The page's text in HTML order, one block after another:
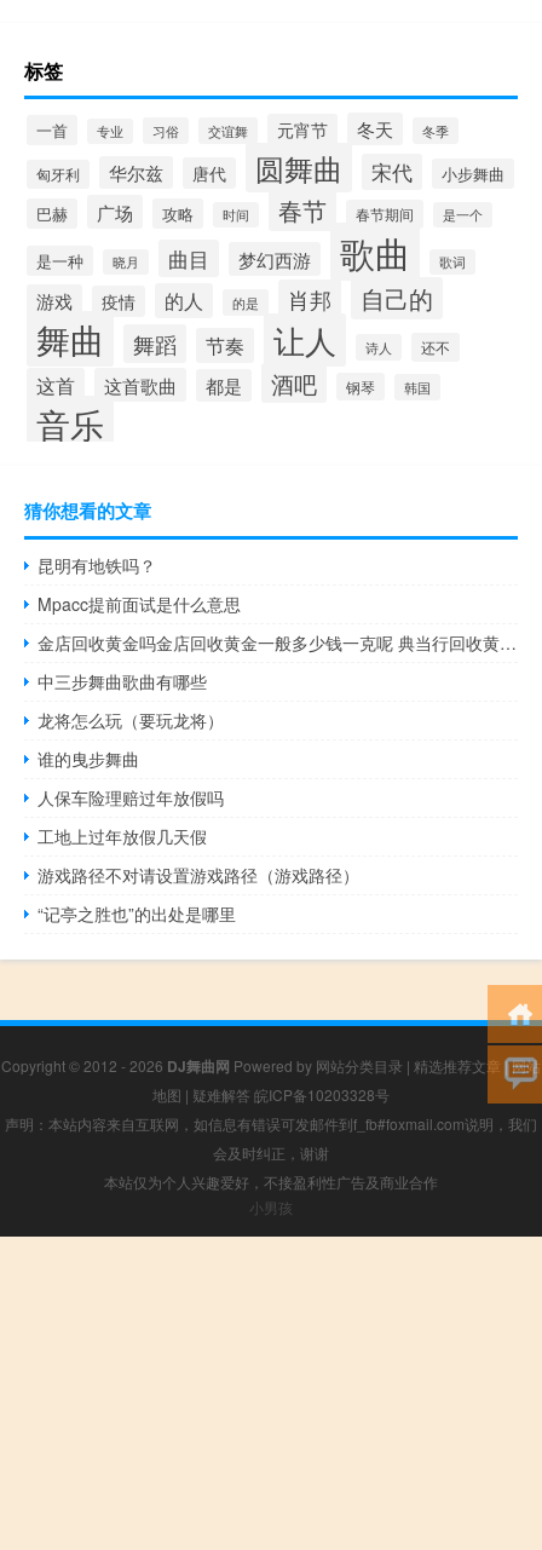
标签
一首 专业 习俗 交谊舞 元宵节 冬天 冬季
匈牙利 华尔兹 唐代 圆舞曲 宋代
小步舞曲
巴赫
广场 攻略 时间 春节 春节期间 是一个
是一种 晓月 曲目 梦幻西游 歌曲 歌词
游戏 疫情 的人 的是 肖邦 自己的
舞曲 舞蹈 节奏 让人 诗人 还不
这首 这首歌曲 都是 酒吧 钢琴 韩国
音乐
猜你想看的文章
昆明有地铁吗？
Mpacc提前面试是什么意思
金店回收黄金吗金店回收黄金一般多少钱一克呢 典当行回收黄金多少钱
中三步舞曲歌曲有哪些
龙将怎么玩（要玩龙将）
谁的曳步舞曲
人保车险理赔过年放假吗
工地上过年放假几天假
游戏路径不对请设置游戏路径（游戏路径）
“记亭之胜也”的出处是哪里
Copyright © 2012 - 2026 DJ舞曲网 Powered by 网站分类目录 | 精选推荐文章 |网站
地图 | 疑难解答 皖ICP备10203328号
声明：本站内容来自互联网，如信息有错误可发邮件到f_fb#foxmail.com说明，我们
会及时纠正，谢谢
本站仅为个人兴趣爱好，不接盈利性广告及商业合作
小男孩